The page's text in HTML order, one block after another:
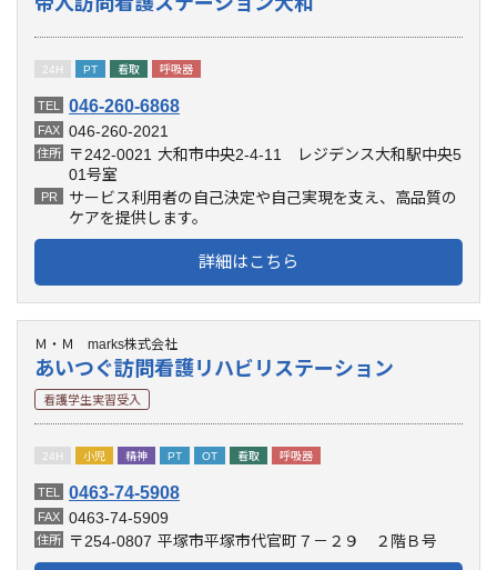
24H PT 看取 呼吸器
TEL 046-260-6868
FAX 046-260-2021
住所 〒242-0021 大和市中央2-4-11 レジデンス大和駅中央5
01号室
PR
サービス利用者の自己決定や自己実現を支え、高品質の
ケアを提供します。
詳細はこちら
Ｍ・Ｍ marks株式会社
あいつぐ訪問看護リハビリステーション
看護学生実習受入
24H 小児 精神 PT OT 看取 呼吸器
TEL 0463-74-5908
FAX 0463-74-5909
住所 〒254-0807 平塚市平塚市代官町７－２９ ２階Ｂ号